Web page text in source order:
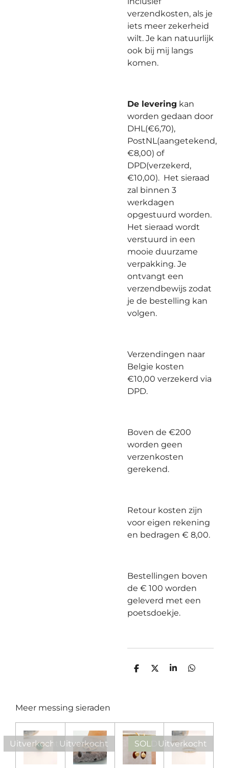
verzendkosten, als je
iets meer zekerheid
wilt. Je kan natuurlijk
ook bij mij langs
komen.
De levering kan
worden gedaan door
DHL(€6,70),
PostNL(aangetekend,
€8,00) of
DPD(verzekerd,
€10,00). Het sieraad
zal binnen 3
werkdagen
opgestuurd worden.
Het sieraad wordt
verstuurd in een
mooie duurzame
verpakking. Je
ontvangt een
verzendbewijs zodat
je de bestelling kan
volgen.
Verzendingen naar
Belgie kosten
€10,00 verzekerd via
DPD.
Boven de €200
worden geen
verzenkosten
gerekend.
Retour kosten zijn
voor eigen rekening
en bedragen € 8,00.
Bestellingen boven
de € 100 worden
geleverd met een
poetsdoekje.
D
D
S
D
Meer messing sieraden
Uitverkocht Uitverkocht SOLD Uitverkocht